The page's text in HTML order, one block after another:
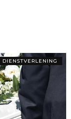
DIENSTVERLENING